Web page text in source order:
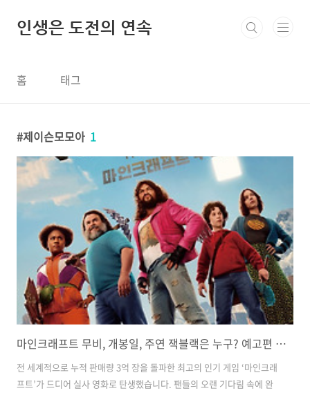
인생은 도전의 연속
홈 태그
제이슨모모아 1
마인크래프트 무비, 개봉일, 주연 잭블랙은 누구? 예고편 보기
전 세계적으로 누적 판매량 3억 장을 돌파한 최고의 인기 게임 ‘마인크래
프트’가 드디어 실사 영화로 탄생했습니다. 팬들의 오랜 기다림 속에 완